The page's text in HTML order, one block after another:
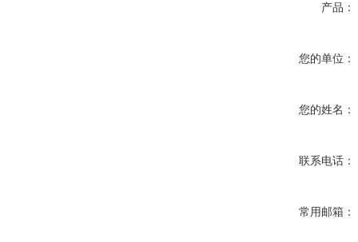
产品：
您的单位：
您的姓名：
联系电话：
常用邮箱：